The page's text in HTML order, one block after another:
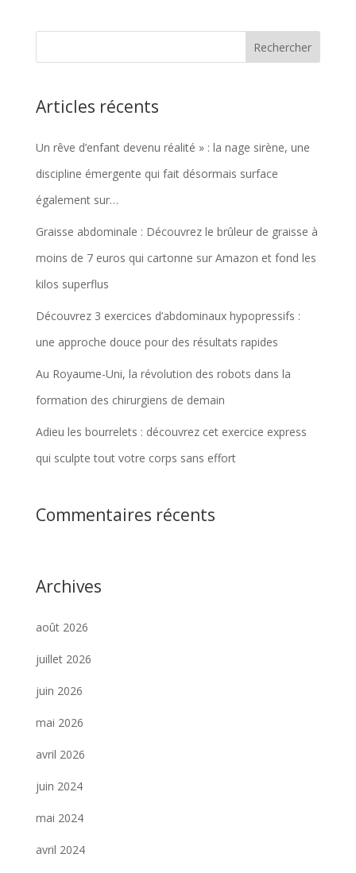
était : est :
Articles récents
Un rêve d’enfant devenu réalité » : la nage sirène, une
discipline émergente qui fait désormais surface
également sur…
Graisse abdominale : Découvrez le brûleur de graisse à
moins de 7 euros qui cartonne sur Amazon et fond les
kilos superflus
Découvrez 3 exercices d’abdominaux hypopressifs :
une approche douce pour des résultats rapides
Au Royaume-Uni, la révolution des robots dans la
formation des chirurgiens de demain
Adieu les bourrelets : découvrez cet exercice express
qui sculpte tout votre corps sans effort
Commentaires récents
Archives
août 2026
juillet 2026
juin 2026
mai 2026
avril 2026
juin 2024
mai 2024
avril 2024